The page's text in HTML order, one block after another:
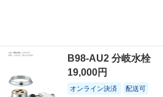
B98-AU2 分岐水栓
19,000円
オンライン決済 配送可